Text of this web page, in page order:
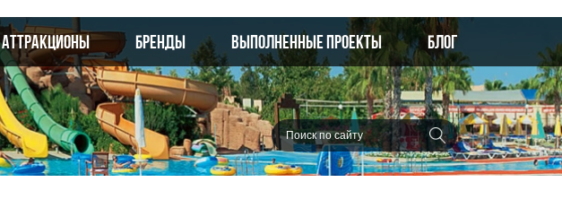
АТТРАКЦИОНЫ БРЕНДЫ ВЫПОЛНЕННЫЕ ПРОЕКТЫ БЛОГ